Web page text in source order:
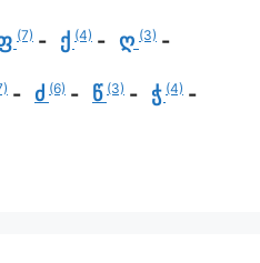
(7) ქ (4) ღ (3)
ძ (6) წ (3) ჭ (4)